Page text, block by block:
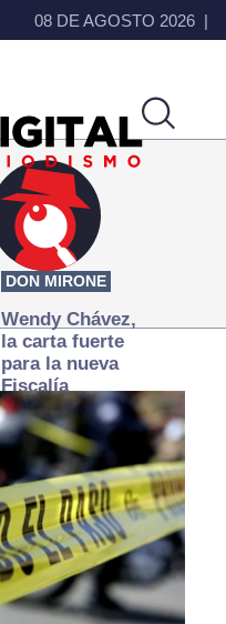
08 DE AGOSTO 2026
DON MIRONE
Wendy Chávez,
la carta fuerte
para la nueva
Fiscalía
autónoma